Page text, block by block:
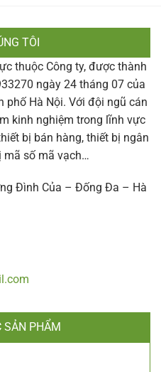
TÔI
thuộc Công ty, được thành
ngày 24 tháng 07 của
phố Hà Nội. Với đội ngũ cán
kinh nghiệm trong lĩnh vực
bị bán hàng, thiết bị ngân
mã số mã vạch…
Đình Của – Đống Đa – Hà
SẢN PHẨM